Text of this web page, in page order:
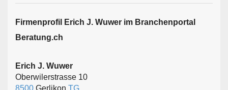
Firmen­profil Erich J. Wuwer im Branchen­portal
Beratung.ch
Erich J. Wuwer
Oberwilerstrasse 10